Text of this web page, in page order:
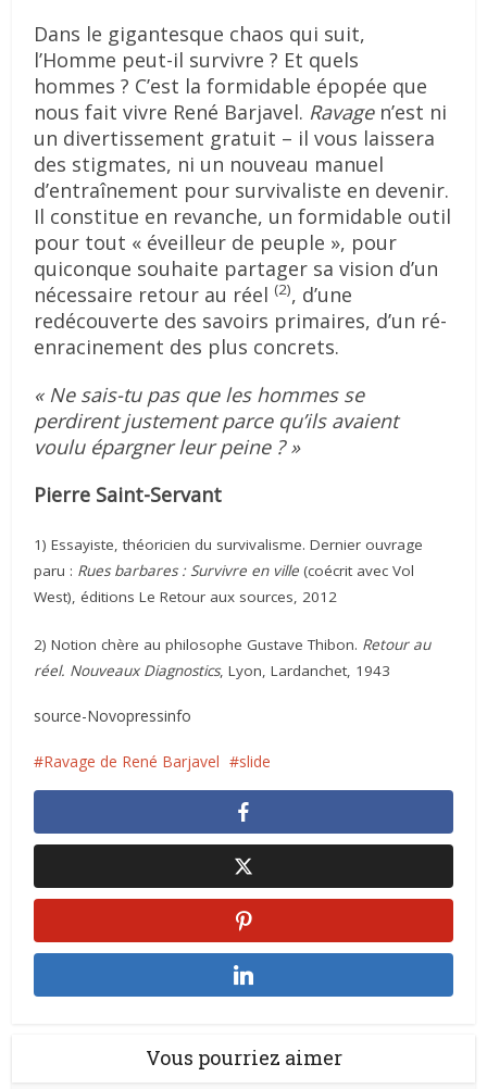
Dans le gigantesque chaos qui suit,
l’Homme peut-il survivre ? Et quels
hommes ? C’est la formidable épopée que
nous fait vivre René Barjavel. Ravagen’est ni
un divertissement gratuit – il vous laissera
des stigmates, ni un nouveau manuel
d’entraînement pour survivaliste en devenir.
Il constitue en revanche, un formidable outil
pour tout « éveilleur de peuple », pour
quiconque souhaite partager sa vision d’un
nécessaire retour au réel(2), d’une
redécouverte des savoirs primaires, d’un ré-
enracinement des plus concrets.
« Ne sais-tu pas que les hommes se
perdirent justement parce qu’ils avaient
voulu épargner leur peine ? »
Pierre Saint-Servant
1) Essayiste, théoricien du survivalisme. Dernier ouvrage
paru : Rues barbares : Survivre en ville (coécrit avec Vol
West), éditions Le Retour aux sources, 2012
2) Notion chère au philosophe Gustave Thibon. Retour au
réel. Nouveaux Diagnostics, Lyon, Lardanchet, 1943
source-Novopressinfo
Ravage de René Barjavel slide
Vous pourriez aimer